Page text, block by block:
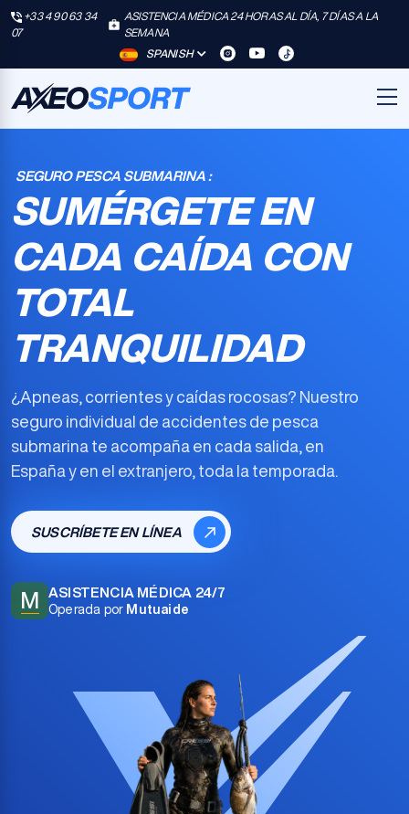
+33 4 90 63 34
07
ASISTENCIA MÉDICA 24 HORAS AL DÍA, 7 DÍAS A LA
SEMANA
SPANISH
SEGURO PESCA SUBMARINA :
SUMÉRGETE EN
CADA CAÍDA CON
TOTAL
TRANQUILIDAD
¿Apneas, corrientes y caídas rocosas? Nuestro
seguro individual de accidentes de pesca
submarina te acompaña en cada salida, en
España y en el extranjero, toda la temporada.
SUSCRÍBETE EN LÍNEA
M ASISTENCIA MÉDICA 24/7
Operada por Mutuaide